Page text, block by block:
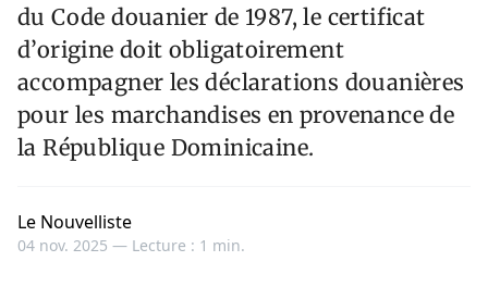
du Code douanier de 1987, le certificat
d’origine doit obligatoirement
accompagner les déclarations douanières
pour les marchandises en provenance de
la République Dominicaine.
Le Nouvelliste
04 nov. 2025 — Lecture : 1 min.